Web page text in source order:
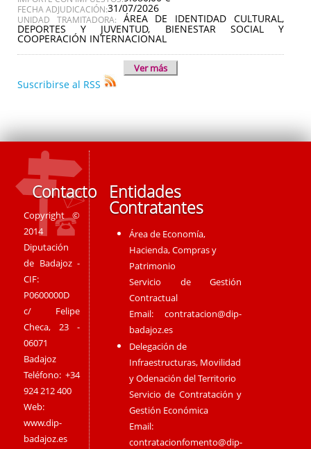
FECHA ADJUDICACIÓN:31/07/2026
UNIDAD TRAMITADORA: ÁREA DE IDENTIDAD CULTURAL,
DEPORTES Y JUVENTUD, BIENESTAR SOCIAL Y
COOPERACIÓN INTERNACIONAL
Ver más
Suscribirse al RSS
Contacto
Copyright ©
2014
Diputación
de Badajoz -
CIF:
P0600000D
c/ Felipe
Checa, 23 -
06071
Badajoz
Teléfono: +34
924 212 400
Web:
www.dip-
badajoz.es
Entidades
Contratantes
Área de Economía,
Hacienda, Compras y
Patrimonio
Servicio de Gestión
Contractual
Email:contratacion@dip-
badajoz.es
Delegación de
Infraestructuras, Movilidad
y Odenación del Territorio
Servicio de Contratación y
Gestión Económica
Email:
contratacionfomento@dip-